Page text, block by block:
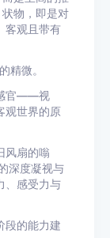
状物，即是对
客观且带有
精微。
官——视
观世界的原
风扇的嗡
深度凝视与
、感受力与
段的能力建